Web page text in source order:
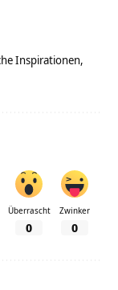
Inspirationen
Überrascht
0
Zwinker
0